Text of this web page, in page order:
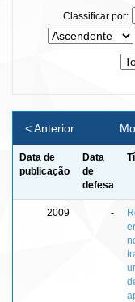
Classificar por:
< Anterior
Data de
publicação
Data
de
defesa
2009 -